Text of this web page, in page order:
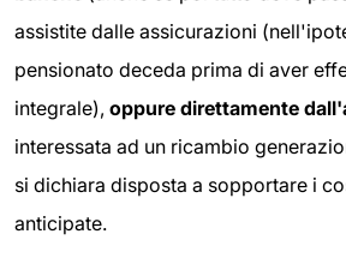
assistite dalle assicurazioni
pensionato deceda prima di aver
integrale), oppure direttamente
interessata ad un ricambio
si dichiara disposta a sopportare i
anticipate.